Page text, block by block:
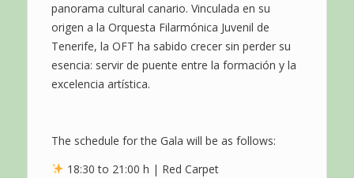
panorama cultural canario. Vinculada en su
origen a la Orquesta Filarmónica Juvenil de
Tenerife, la OFT ha sabido crecer sin perder su
esencia: servir de puente entre la formación y la
excelencia artística.
The schedule for the Gala will be as follows:
18:30 to 21:00 h | Red Carpet